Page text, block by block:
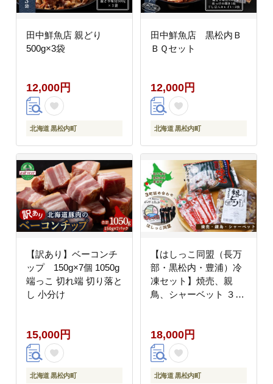
田中鮮魚店 親どり
500g×3袋
12,000円
北海道 黒松内町
田中鮮魚店 黒松内Ｂ
ＢＱセット
12,000円
北海道 黒松内町
【訳あり】ベーコンチ
ップ 150g×7個 1050g
端っこ 切れ端 切り落と
し 小分け
15,000円
北海道 黒松内町
【はしっこ同盟（長万
部・黒松内・豊浦）冷
凍セット】焼売、親
鳥、シャーベット ３町
18,000円
北海道 黒松内町